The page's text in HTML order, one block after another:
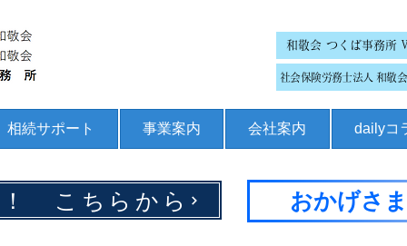
和敬会 つくば事務所
社会保険労務士法人 和敬
相続サポート 事業案内 会社案内 dailyコ
！ こちらから おかげさ